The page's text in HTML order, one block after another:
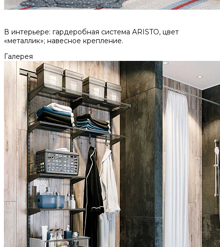
В интерьере: гардеробная система ARISTO, цвет
«металлик»; навесное крепление.
Галерея